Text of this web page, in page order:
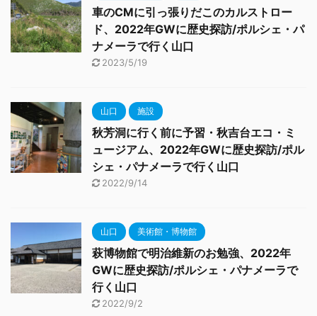
車のCMに引っ張りだこのカルストロー
ド、2022年GWに歴史探訪/ポルシェ・パ
ナメーラで行く山口
2023/5/19
山口 施設
秋芳洞に行く前に予習・秋吉台エコ・ミ
ュージアム、2022年GWに歴史探訪/ポル
シェ・パナメーラで行く山口
2022/9/14
山口 美術館・博物館
萩博物館で明治維新のお勉強、2022年
GWに歴史探訪/ポルシェ・パナメーラで
行く山口
2022/9/2